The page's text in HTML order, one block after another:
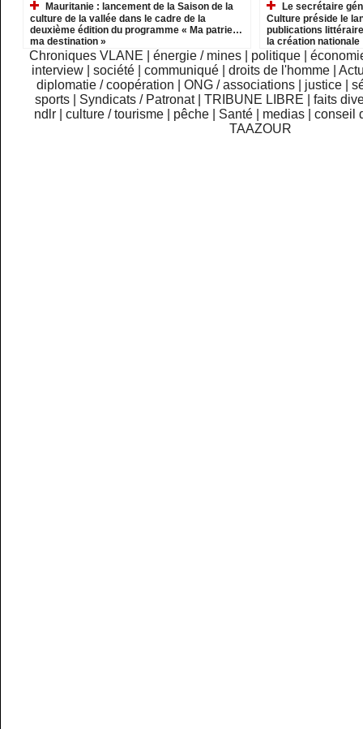
Mauritanie : lancement de la Saison de la
culture de la vallée dans le cadre de la
deuxième édition du programme « Ma patrie…
ma destination »
Le secrétaire
Culture préside le
publications
la création nationale
Chroniques VLANE énergie / mines politique
interview
|société |communiqué |droits de l'homme |
diplomatie / coopération
ONG / associations justice
sports
Syndicats / Patronat TRIBUNE LIBRE
faits
ndlr
|culture / tourisme pêche Santé medias |conseil
TAAZOUR